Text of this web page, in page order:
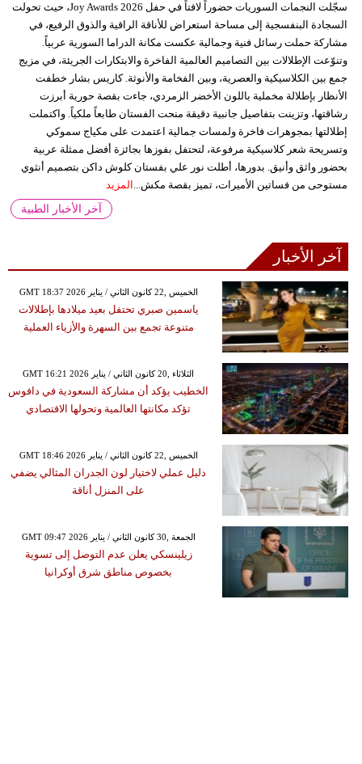
سجّلت النجمات السوريات حضوراً لافتاً في حفل Joy Awards 2026، حيث تحولت
السجادة البنفسجية إلى مساحة استعراض للأناقة الراقية والذوق الرفيع، في
مشاركة حملت رسائل فنية وجمالية عكست مكانة الدراما السورية عربياً.
وتنوّعت الإطلالات بين التصاميم العالمية الفاخرة والابتكارات الجريئة، في مزيج
جمع بين الكلاسيكية والعصرية، وبين الفخامة والأنوثة. كاريس بشار خطفت
الأنظار بإطلالة مخملية باللون الأخضر الزمردي، جاءت بقصة حورية أبرزت
رشاقتها، وتزينت بتفاصيل جانبية دقيقة منحت الفستان طابعاً ملكياً. واكتملت
إطلالتها بمجوهرات فاخرة ولمسات جمالية اعتمدت على مكياج سموكي
وتسريحة شعر كلاسيكية مرفوعة، لتحتفل بفوزها بجائزة أفضل ممثلة عربية
بحضور واثق وأنيق. بدورها، أطلت نور علي بفستان كلوش داكن بتصميم أنثوي
مستوحى من فساتين الأميرات، تميز بقصة مكش... المزيد
آخر الأخبار الطبية
آخر الأخبار
GMT 18:37 2026 الخميس ,22 كانون الثاني / يناير
ياسمين صبري تحتفل بعيد ميلادها بإطلالات
متنوعة تجمع بين السهرة والأزياء العملية
GMT 16:21 2026 الثلاثاء ,20 كانون الثاني / يناير
الخطيب يؤكد أن مشاركة السعودية في دافوس
تؤكد مكانتها العالمية وتحولها الاقتصادي
GMT 18:46 2026 الخميس ,22 كانون الثاني / يناير
دليل عملي لاختيار لون الجدران المثالي يضفي
على المنزل أناقة
GMT 09:47 2026 الجمعة ,30 كانون الثاني / يناير
زيلينسكي يعلن عدم التوصل إلى تسوية
بخصوص مناطق شرق أوكرانيا